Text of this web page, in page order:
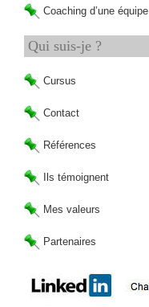
Coaching d’une équipe
Qui suis-je ?
Cursus
Contact
Références
Ils témoignent
Mes valeurs
Partenaires